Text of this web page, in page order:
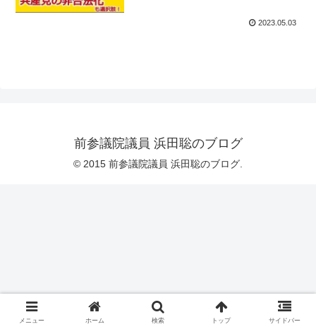
2023.05.03
前参議院議員 浜田聡のブログ
© 2015 前参議院議員 浜田聡のブログ.
メニュー ホーム 検索 トップ サイドバー